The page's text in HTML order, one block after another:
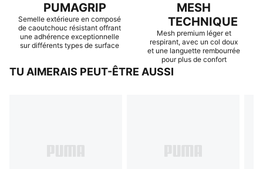
PUMAGRIP
Semelle extérieure en composé
de caoutchouc résistant offrant
une adhérence exceptionnelle
sur différents types de surface
MESH
TECHNIQUE
Mesh premium léger et
respirant, avec un col doux
et une languette rembourrée
pour plus de confort
TU AIMERAIS PEUT-ÊTRE AUSSI